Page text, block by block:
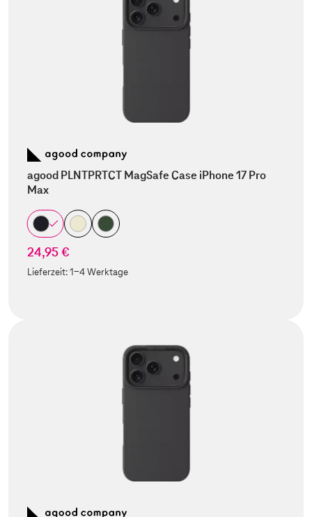
agood PLNTPRTCT MagSafe Case iPhone 17 Pro
Max
24,95 €
Lieferzeit:1-4 Werktage